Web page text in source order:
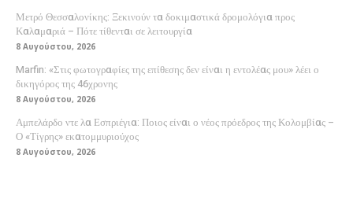
Μετρό Θεσσαλονίκης: Ξεκινούν τα δοκιμαστικά δρομολόγια προς
Καλαμαριά – Πότε τίθενται σε λειτουργία
8 Αυγούστου, 2026
Marfin: «Στις φωτογραφίες της επίθεσης δεν είναι η εντολέας μου» λέει ο
δικηγόρος της 46χρονης
8 Αυγούστου, 2026
Αμπελάρδο ντε λα Εσπριέγια: Ποιος είναι ο νέος πρόεδρος της Κολομβίας –
Ο «Τίγρης» εκατομμυριούχος
8 Αυγούστου, 2026